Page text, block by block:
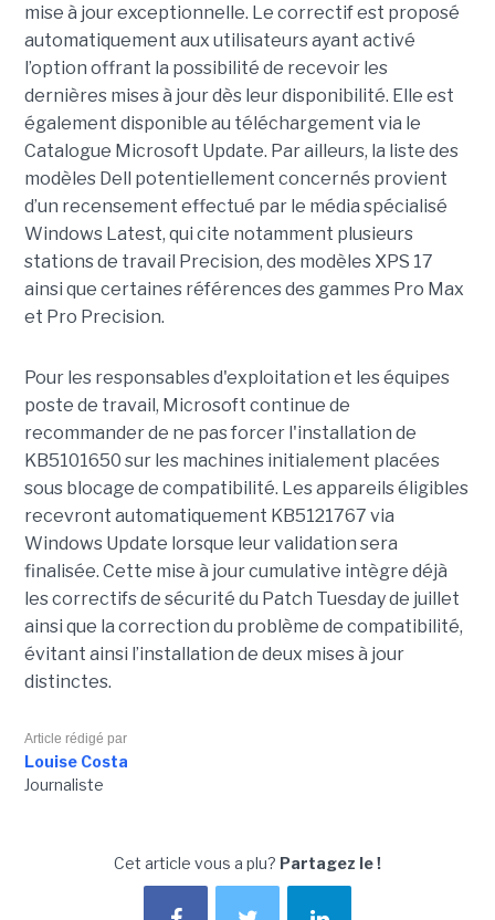
mise à jour exceptionnelle. Le correctif est proposé
automatiquement aux utilisateurs ayant activé
l’option offrant la possibilité de recevoir les
dernières mises à jour dès leur disponibilité. Elle est
également disponible au téléchargement via le
Catalogue Microsoft Update. Par ailleurs, la liste des
modèles Dell potentiellement concernés provient
d’un recensement effectué par le média spécialisé
Windows Latest, qui cite notamment plusieurs
stations de travail Precision, des modèles XPS 17
ainsi que certaines références des gammes Pro Max
et Pro Precision.
Pour les responsables d'exploitation et les équipes
poste de travail, Microsoft continue de
recommander de ne pas forcer l'installation de
KB5101650 sur les machines initialement placées
sous blocage de compatibilité. Les appareils éligibles
recevront automatiquement KB5121767 via
Windows Update lorsque leur validation sera
finalisée. Cette mise à jour cumulative intègre déjà
les correctifs de sécurité du Patch Tuesday de juillet
ainsi que la correction du problème de compatibilité,
évitant ainsi l’installation de deux mises à jour
distinctes.
Article rédigé par
Louise Costa
Journaliste
Cet article vous a plu? Partagez le !